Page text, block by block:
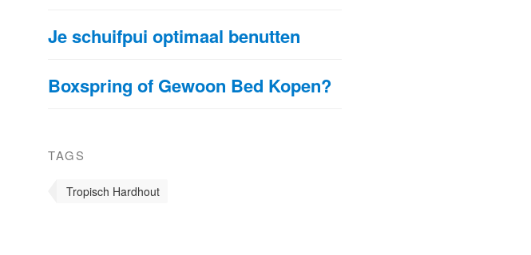
Je schuifpui optimaal benutten
Boxspring of Gewoon Bed Kopen?
TAGS
Tropisch Hardhout